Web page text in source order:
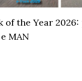
of the Year
MAN